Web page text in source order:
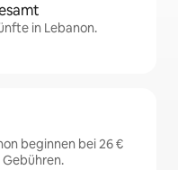
in Lebanon.
beginnen bei 26 €